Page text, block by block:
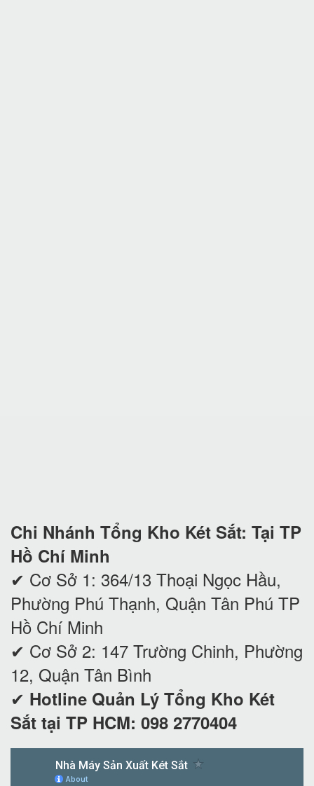
Chi Nhánh Tổng Kho Két Sắt: Tại TP
Hồ Chí Minh
✔ Cơ Sở 1: 364/13 Thoại Ngọc Hầu,
Phường Phú Thạnh, Quận Tân Phú TP
Hồ Chí Minh
✔ Cơ Sở 2: 147 Trường Chinh, Phường
12, Quận Tân Bình
✔ Hotline Quản Lý Tổng Kho Két
Sắt tại TP HCM: 098 2770404